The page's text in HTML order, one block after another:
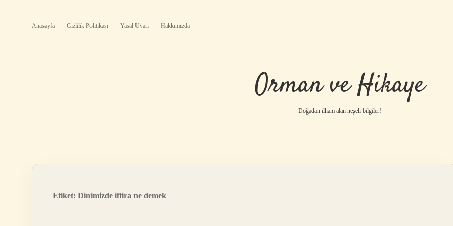
Anasayfa Gizlilik Politikası Yasal Uyarı Hakkımızda
Orman ve Hikaye
Doğadan ilham alan neşeli bilgiler!
Etiket: Dinimizde iftira ne demek